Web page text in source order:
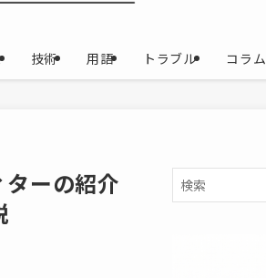
技術 用語 トラブル コラム
ーの紹介